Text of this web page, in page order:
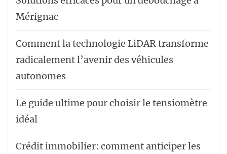
Mérignac
Comment la technologie LiDAR transforme
radicalement l’avenir des véhicules
autonomes
Le guide ultime pour choisir le tensiomètre
idéal
Crédit immobilier: comment anticiper les